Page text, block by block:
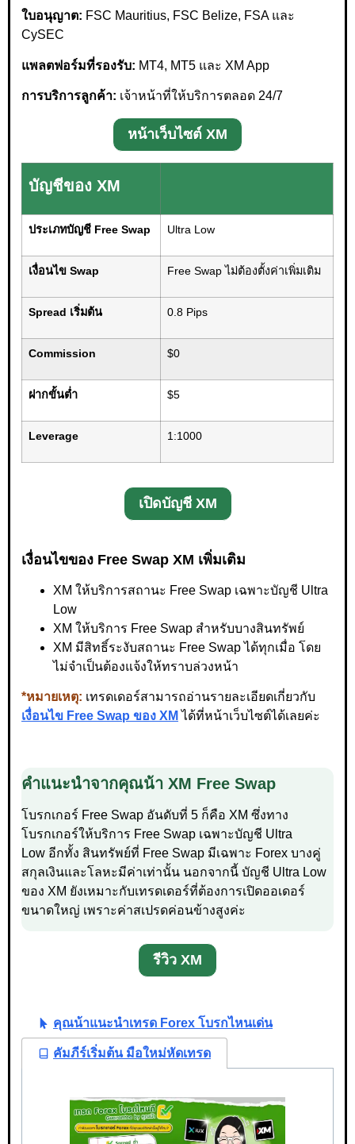
ใบอนุญาต: FSC Mauritius, FSC Belize, FSA และ
CySEC
แพลตฟอร์มที่รองรับ: MT4, MT5 และ XM App
การบริการลูกค้า: เจ้าหน้าที่ให้บริการตลอด 24/7
หน้าเว็บไซต์ XM
บัญชีของ XM
ประเภทบัญชี Free Swap Ultra Low
เงื่อนไข Swap Free Swap ไม่ต้องตั้งค่าเพิ่มเติม
Spread เริ่มต้น 0.8 Pips
Commission $0
ฝากขั้นต่ำ $5
Leverage 1:1000
เปิดบัญชี XM
เงื่อนไขของ Free Swap XM เพิ่มเติม
XM ให้บริการสถานะ Free Swap เฉพาะบัญชี Ultra
Low
XM ให้บริการ Free Swap สำหรับบางสินทรัพย์
XM มีสิทธิ์ระงับสถานะ Free Swap ได้ทุกเมื่อ โดย
ไม่จำเป็นต้องแจ้งให้ทราบล่วงหน้า
*หมายเหตุ: เทรดเดอร์สามารถอ่านรายละเอียดเกี่ยวกับ
เงื่อนไข Free Swap ของ XM ได้ที่หน้าเว็บไซต์ได้เลยค่ะ
คำแนะนำจากคุณน้า XM Free Swap
โบรกเกอร์ Free Swap อันดับที่ 5 ก็คือ XM ซึ่งทาง
โบรกเกอร์ให้บริการ Free Swap เฉพาะบัญชี Ultra
Low อีกทั้ง สินทรัพย์ที่ Free Swap มีเฉพาะ Forex บางคู่
สกุลเงินและโลหะมีค่าเท่านั้น นอกจากนี้ บัญชี Ultra Low
ของ XM ยังเหมาะกับเทรดเดอร์ที่ต้องการเปิดออเดอร์
ขนาดใหญ่ เพราะค่าสเปรดค่อนข้างสูงค่ะ
รีวิว XM
คุณน้าแนะนำเทรด Forex โบรกไหนเด่น
คัมภีร์เริ่มต้น มือใหม่หัดเทรด